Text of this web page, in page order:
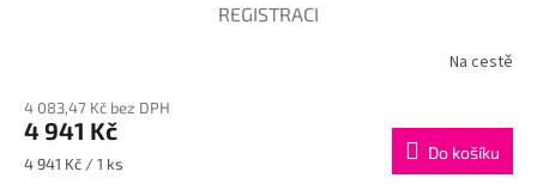
R
A
REGISTRACI
Na cestě
4 083,47 Kč bez DPH
4 941 Kč
Měrná
4 941 Kč / 1 ks
Do košíku